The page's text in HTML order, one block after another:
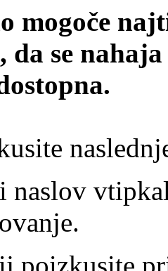
mogoče
da se
naslov